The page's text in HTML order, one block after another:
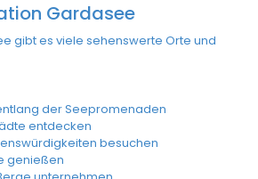
Gardasee
gibt es viele sehenswerte Orte und
der Seepromenaden
entdecken
besuchen
genießen